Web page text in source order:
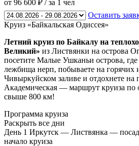
от 96 600 ₽ / за 1 чел
Оставить
Круиз «Байкальская Одиссея»
Летний круиз по Байкалу на
Великий» из Листвянки на острова
посетите Малые Ушканьи острова,
лежбища нерп, побываете на горячих
Чивыркуйском заливе и отдохнете на
Академическая — маршрут круиза по
свыше 800 км!
Программа круиза
Раскрыть все дни
День 1 Иркутск — Листвянка —
начало круиза